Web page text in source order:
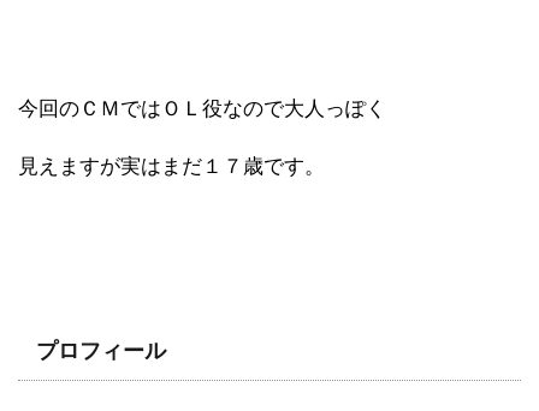
今回のＣＭではＯＬ役なので大人っぽく
見えますが実はまだ１７歳です。
プロフィール